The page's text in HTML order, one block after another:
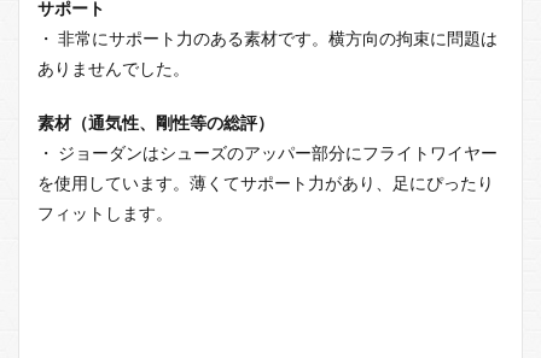
サポート
・ 非常にサポート力のある素材です。横方向の拘束に問題は
ありませんでした。
素材（通気性、剛性等の総評）
・ ジョーダンはシューズのアッパー部分にフライトワイヤー
を使用しています。薄くてサポート力があり、足にぴったり
フィットします。